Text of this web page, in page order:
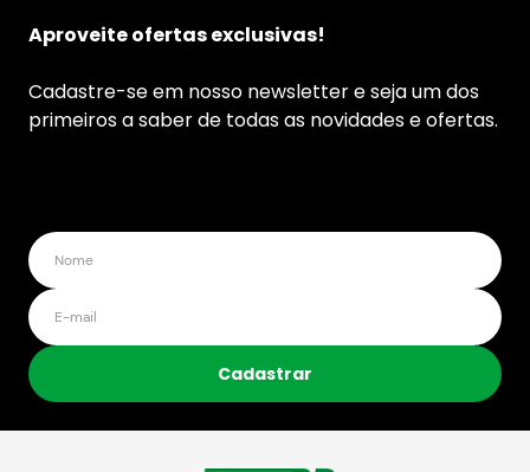
Aproveite ofertas exclusivas!
Cadastre-se em nosso newsletter e seja um dos
primeiros a saber de todas as novidades e ofertas.
Cadastrar